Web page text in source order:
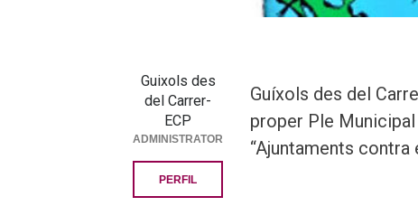
Guíxols des del
proper Ple
“Ajuntaments contra
Guixols des
del Carrer-
ECP
ADMINISTRATOR
PERFIL